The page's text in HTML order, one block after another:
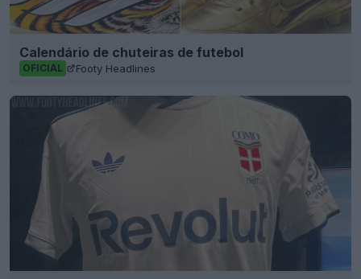
Calendário de chuteiras de futebol
OFICIAL Footy Headlines